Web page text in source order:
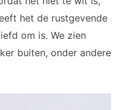
het de rustgevende
om is. We zien
buiten, onder andere